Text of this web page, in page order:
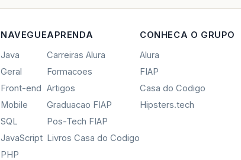
NAVEGUE
Java
Geral
Front-end
Mobile
SQL
JavaScript
PHP
APRENDA
Carreiras Alura
Formacoes
Artigos
Graduacao FIAP
Pos-Tech FIAP
Livros Casa do Codigo
CONHECA O GRUPO
Alura
FIAP
Casa do Codigo
Hipsters.tech